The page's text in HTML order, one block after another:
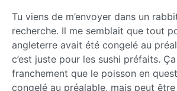
Tu viens de m’envoyer dans un
recherche. Il me semblait que tout
angleterre avait été congelé au
c’est juste pour les sushi préfaits. Ça
franchement que le poisson en
congelé au préalable, mais peut